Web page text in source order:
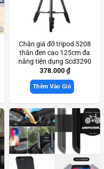
Chân giá đỡ tripod 5208
thân đen cao 125cm đa
năng tiện dụng Scd3290
378.000₫
Thêm Vào Giỏ